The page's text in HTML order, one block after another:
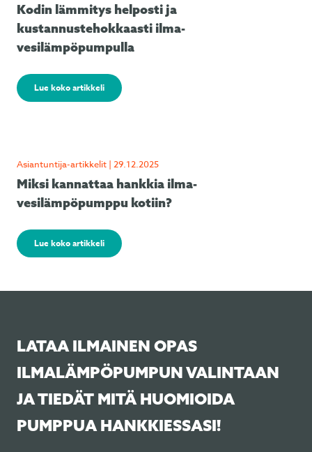
Kodin lämmitys helposti ja
kustannustehokkaasti ilma-
vesilämpöpumpulla
Lue koko artikkeli
Asiantuntija-artikkelit | 29.12.2025
Miksi kannattaa hankkia ilma-
vesilämpöpumppu kotiin?
Lue koko artikkeli
LATAA ILMAINEN OPAS
ILMALÄMPÖPUMPUN VALINTAAN
JA TIEDÄT MITÄ HUOMIOIDA
PUMPPUA HANKKIESSASI!